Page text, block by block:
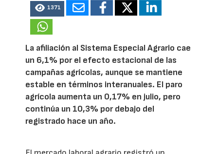
1371
La afiliación al Sistema Especial Agrario cae
un 6,1% por el efecto estacional de las
campañas agrícolas, aunque se mantiene
estable en términos interanuales. El paro
agrícola aumenta un 0,17% en julio, pero
continúa un 10,3% por debajo del
registrado hace un año.